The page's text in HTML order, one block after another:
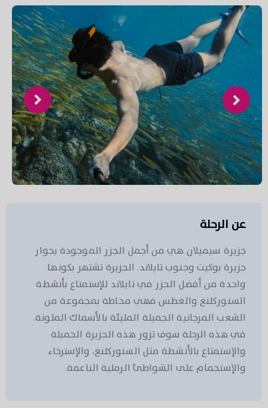
عن الرحلة
جزيرة سيميلان هي من أجمل الجزر الموجودة بجوار
جزيرة بوكيت وجنوب تايلاند. الجزيرة تشتهر بكونها
واحدة من أفضل الجزر في تايلاند للإستمتاع بأنشطة
السنوركلنغ والغطس فهي محاطة بمجموعة من
الشعب المرجانية الجميلة المليئة بالأسماك الملونة.
في هذه الرحلة سوف تزور هذه الجزيرة الجميلة
والإستمتاع بالأنشطة مثل السنوركلنغ، والإسترخاء
والإستجمام على الشواطئ الرملية الناعمة.